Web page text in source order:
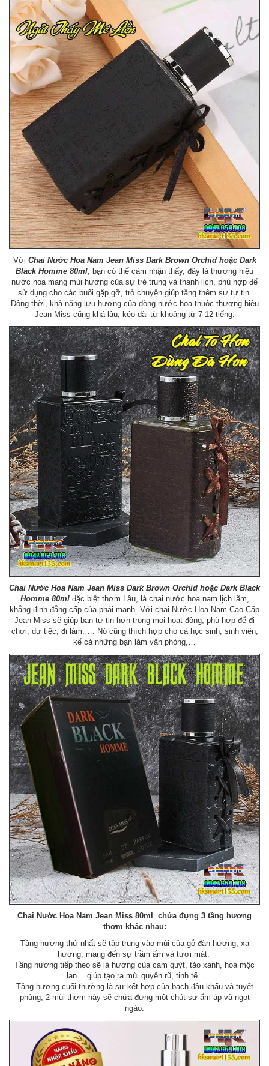
Với Chai Nước Hoa Nam Jean Miss Dark Brown Orchid hoặc Dark
Black Homme 80ml , bạn có thể cảm nhận thấy, đây là thương hiệu
nước hoa mang mùi hương của sự trẻ trung và thanh lịch, phù hợp để
sử dụng cho các buổi gặp gỡ, trò chuyện giúp tăng thêm sự tự tin.
Đồng thời, khả năng lưu hương của dòng nước hoa thuộc thương hiệu
Jean Miss cũng khá lâu, kéo dài từ khoảng từ 7-12 tiếng.
Chai Nước Hoa Nam Jean Miss Dark Brown Orchid hoặc Dark Black
Homme 80mlđặc biệt thơm Lâu, là chai nước hoa nam lịch lãm,
khẳng định đẳng cấp của phái mạnh. Với chai Nước Hoa Nam Cao Cấp
Jean Miss sẽ giúp bạn tự tin hơn trong mọi hoạt động, phù hợp để đi
chơi, dự tiệc, đi làm,…. Nó cũng thích hợp cho cả học sinh, sinh viên,
kể cả những bạn làm văn phòng,…
Chai Nước Hoa Nam Jean Miss 80ml chứa đựng 3 tầng hương
thơm khác nhau:
Tầng hương thứ nhất sẽ tập trung vào mùi của gỗ đàn hương, xạ
hương, mang đến sự trầm ấm và tươi mát.
Tầng hương tiếp theo sẽ là hương của cam quýt, táo xanh, hoa mộc
lan… giúp tạo ra mùi quyến rũ, tinh tế.
Tầng hương cuối thường là sự kết hợp của bạch đậu khấu và tuyết
phùng, 2 mùi thơm này sẽ chứa đựng một chút sự ấm áp và ngọt
ngào.